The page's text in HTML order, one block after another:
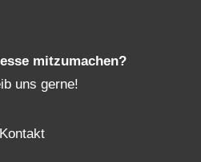
mitzumachen?
uns gerne!
Kontakt